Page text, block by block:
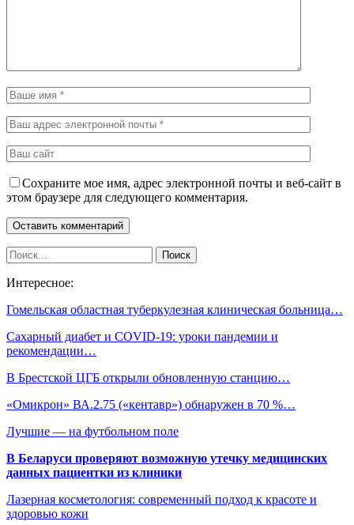
Сохраните мое имя, адрес электронной почты и веб-сайт в
этом браузере для следующего комментария.
Интересное:
Гомельская областная туберкулезная клиническая больница…
Сахарный диабет и COVID-19: уроки пандемии и
рекомендации…
В Брестской ЦГБ открыли обновленную станцию…
«Омикрон» ВА.2.75 («кентавр») обнаружен в 70 %…
Лучшие — на футбольном поле
В Беларуси проверяют возможную утечку медицинских
данных пациентки из клиники
Лазерная косметология: современный подход к красоте и
здоровью кожи